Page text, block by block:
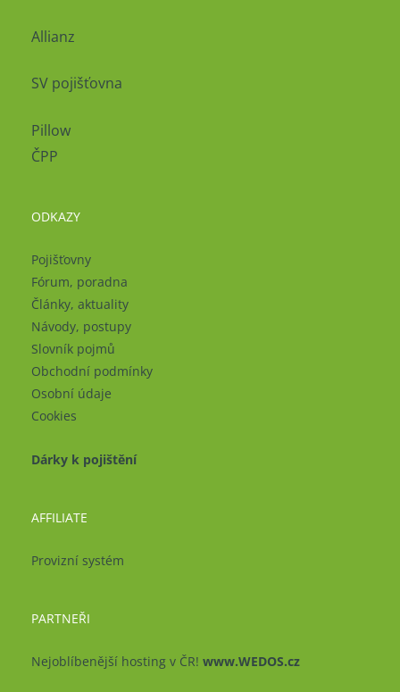
Allianz
SV pojišťovna
Pillow
ČPP
ODKAZY
Pojišťovny
Fórum, poradna
Články, aktuality
Návody, postupy
Slovník pojmů
Obchodní podmínky
Osobní údaje
Cookies
Dárky k pojištění
AFFILIATE
Provizní systém
PARTNEŘI
Nejoblíbenější hosting v ČR! www.WEDOS.cz